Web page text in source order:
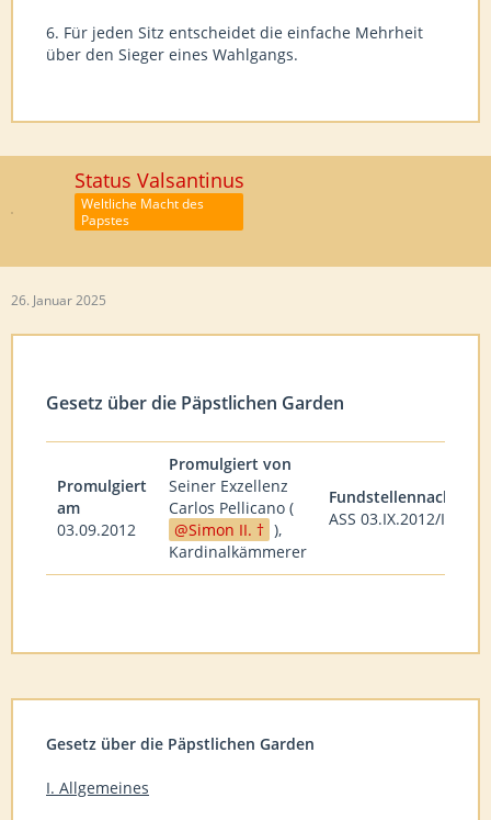
6. Für jeden Sitz entscheidet die einfache Mehrheit
über den Sieger eines Wahlgangs.
Status Valsantinus
Weltliche Macht des
Papstes
26. Januar 2025
Gesetz über die Päpstlichen Garden
Promulgiert
am
03.09.2012
Promulgiert von
Seiner Exzellenz
Carlos Pellicano (
Simon II. † ),
Kardinalkämmerer
Fundstellennachweis
ASS 03.IX.2012/III
Gesetz über die Päpstlichen Garden
I. Allgemeines